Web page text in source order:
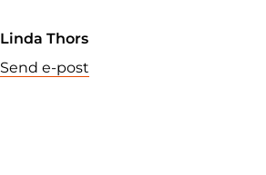
Linda Thors
Send e-post